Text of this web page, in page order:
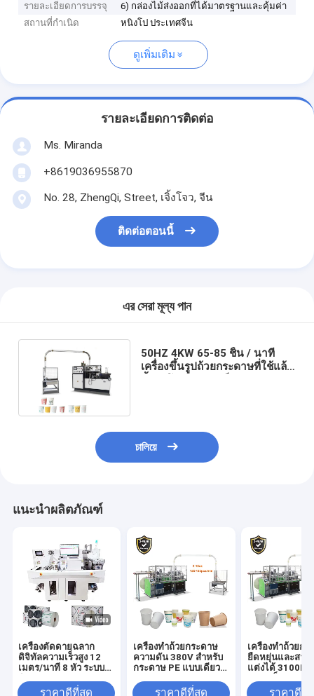
รายละเอียดการบรรจุ
6) กล่องไม้ส่งออกที่ได้มาตรฐานและคุ้มค่า
สถานที่กำเนิด
หนิงโป ประเทศจีน
ดูเพิ่มเติม
รายละเอียดการติดต่อ
Ms. Miranda
+8619036955870
No. 28, ZhengQi, Street, เจิ้งโจว, จีน
ติดต่อตอนนี้
এর সেরা মূল্য পান
50HZ 4KW 65-85 ชิ้น / นาที
เครื่องขึ้นรูปถ้วยกระดาษที่ใช้แล้ว
চালিয়ে
แนะนำผลิตภัณฑ์
เครื่องตัดดายฉลาก
ดิจิทัลความเร็วสูง 12
เมตร/นาที 8 หัว ระบบ
อเนกประสงค์สำหรับตัด
ราคาดีที่สุด
เครื่องทําถ้วยกระดาษ
ความดัน 380V สําหรับ
กระดาษ PE แบบเดียว/
ราคาดีที่สุด
เครื่องทําถ้วยกร
ยืดหยุ่นและสาม
แต่งได้ 3100KG
/ นาทีราคาดีที่